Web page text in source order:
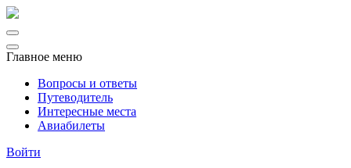
Главное меню
Вопросы и ответы
Путеводитель
Интересные места
Авиабилеты
Войти